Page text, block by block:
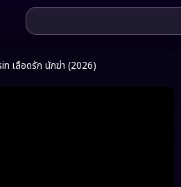
เลือดรัก นักฆ่า (2026)